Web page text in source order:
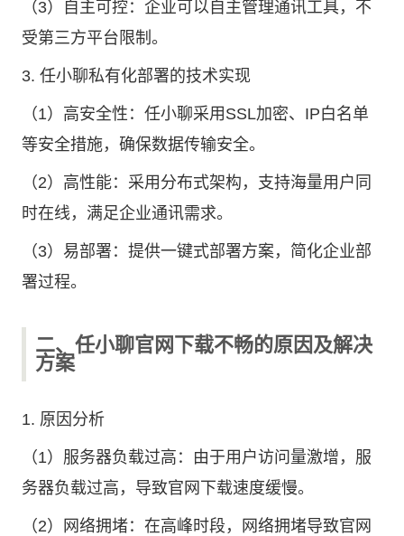
（3）自主可控：企业可以自主管理通讯工具，不
受第三方平台限制。
3. 任小聊私有化部署的技术实现
（1）高安全性：任小聊采用SSL加密、IP白名单
等安全措施，确保数据传输安全。
（2）高性能：采用分布式架构，支持海量用户同
时在线，满足企业通讯需求。
（3）易部署：提供一键式部署方案，简化企业部
署过程。
二、任小聊官网下载不畅的原因及解决
方案
1. 原因分析
（1）服务器负载过高：由于用户访问量激增，服
务器负载过高，导致官网下载速度缓慢。
（2）网络拥堵：在高峰时段，网络拥堵导致官网